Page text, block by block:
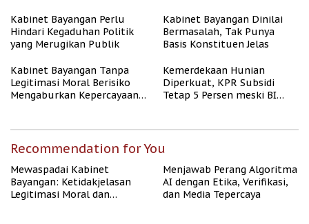
Kabinet Bayangan Perlu
Hindari Kegaduhan Politik
yang Merugikan Publik
Kabinet Bayangan Dinilai
Bermasalah, Tak Punya
Basis Konstituen Jelas
Kabinet Bayangan Tanpa
Legitimasi Moral Berisiko
Mengaburkan Kepercayaan
Kemerdekaan Hunian
Diperkuat, KPR Subsidi
Tetap 5 Persen meski BI
Recommendation for You
Mewaspadai Kabinet
Bayangan: Ketidakjelasan
Legitimasi Moral dan
Menjawab Perang Algoritma
AI dengan Etika, Verifikasi,
dan Media Tepercaya